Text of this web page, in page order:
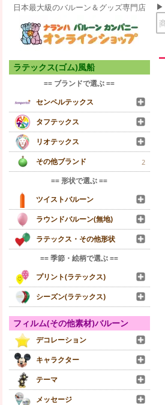
日本最大級のバルーン＆グッズ専門店
ラテックス(ゴム)風船
== ブランドで選ぶ ==
センペルテックス
タフテックス
リオテックス
その他ブランド
2
== 形状で選ぶ ==
ツイストバルーン
ラウンドバルーン(無地)
ラテックス・その他形状
== 季節・絵柄で選ぶ ==
プリント(ラテックス)
シーズン(ラテックス)
フィルム(その他素材)バルーン
デコレーション
キャラクター
テーマ
メッセージ